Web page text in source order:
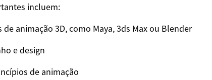
incluem:
animação 3D, como Maya, 3ds Max ou Blender
e design
de animação